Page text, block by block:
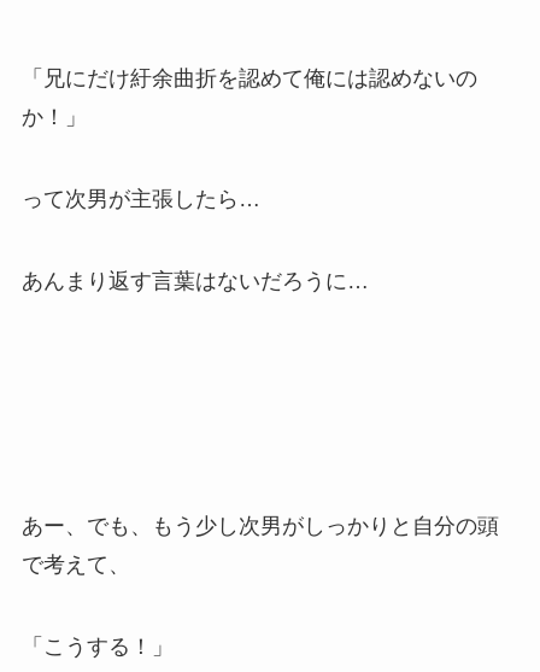
「兄にだけ紆余曲折を認めて俺には認めないの
か！」
って次男が主張したら…
あんまり返す言葉はないだろうに…
あー、でも、もう少し次男がしっかりと自分の頭
で考えて、
「こうする！」